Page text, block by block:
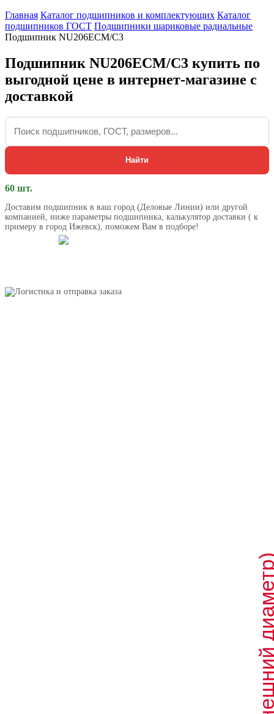
Главная Каталог подшипников и комплектующих Каталог
подшипников ГОСТ Подшипники шариковые радиальные
Подшипник NU206ECM/C3
Подшипник NU206ECM/C3 купить по
выгодной цене в интернет-магазине с
доставкой
Найти
60 шт.
Доставим подшипник в ваш город (Деловые Линии) или другой
компанией, ниже параметры подшипника, калькулятор доставки ( к
примеру в город Ижевск), поможем Вам в подборе!